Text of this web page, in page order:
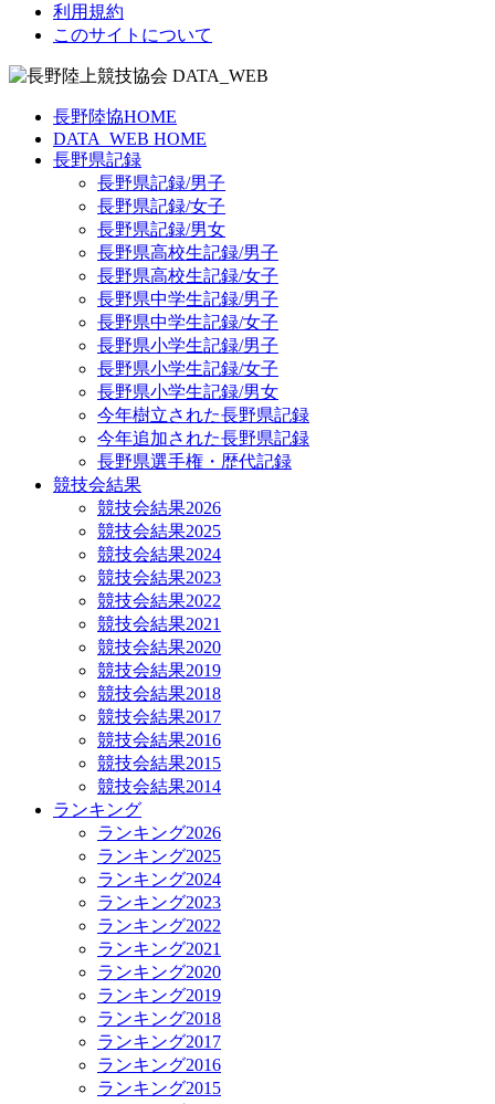
利用規約
このサイトについて
長野陸協HOME
DATA_WEB HOME
長野県記録
長野県記録/男子
長野県記録/女子
長野県記録/男女
長野県高校生記録/男子
長野県高校生記録/女子
長野県中学生記録/男子
長野県中学生記録/女子
長野県小学生記録/男子
長野県小学生記録/女子
長野県小学生記録/男女
今年樹立された長野県記録
今年追加された長野県記録
長野県選手権・歴代記録
競技会結果
競技会結果2026
競技会結果2025
競技会結果2024
競技会結果2023
競技会結果2022
競技会結果2021
競技会結果2020
競技会結果2019
競技会結果2018
競技会結果2017
競技会結果2016
競技会結果2015
競技会結果2014
ランキング
ランキング2026
ランキング2025
ランキング2024
ランキング2023
ランキング2022
ランキング2021
ランキング2020
ランキング2019
ランキング2018
ランキング2017
ランキング2016
ランキング2015